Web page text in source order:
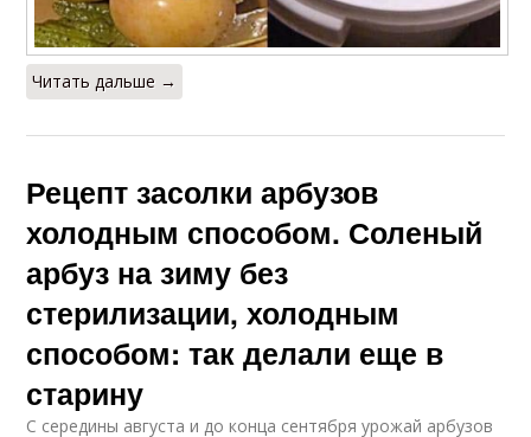
Читать дальше →
Рецепт засолки арбузов
холодным способом. Соленый
арбуз на зиму без
стерилизации, холодным
способом: так делали еще в
старину
С середины августа и до конца сентября урожай арбузов